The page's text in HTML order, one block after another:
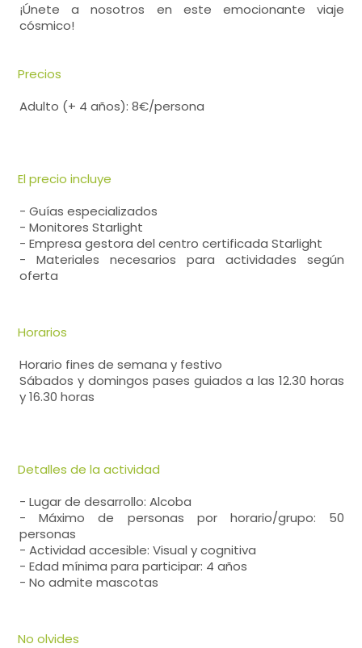
¡Únete a nosotros en este emocionante viaje
cósmico!
Precios
Adulto (+ 4 años): 8€/persona
El precio incluye
- Guías especializados
- Monitores Starlight
- Empresa gestora del centro certificada Starlight
- Materiales necesarios para actividades según
oferta
Horarios
Horario fines de semana y festivo
Sábados y domingos pases guiados a las 12.30 horas
y 16.30 horas
Detalles de la actividad
- Lugar de desarrollo: Alcoba
- Máximo de personas por horario/grupo: 50
personas
- Actividad accesible: Visual y cognitiva
- Edad mínima para participar: 4 años
- No admite mascotas
No olvides